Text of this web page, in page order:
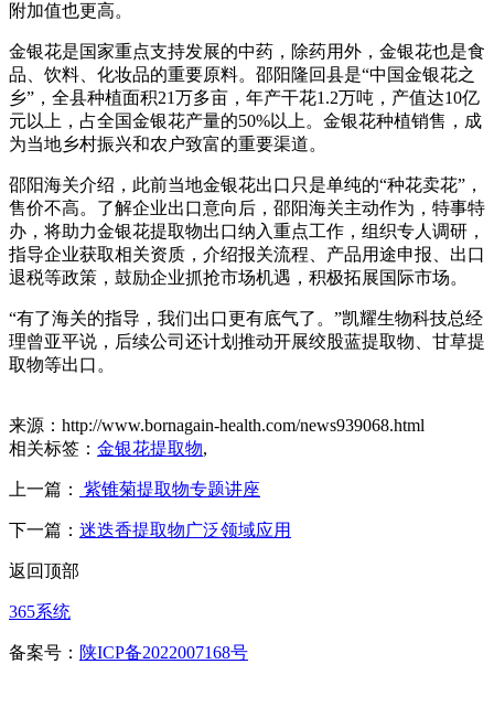
附加值也更高。
金银花是国家重点支持发展的中药，除药用外，金银花也是食
品、饮料、化妆品的重要原料。邵阳隆回县是“中国金银花之
乡”，全县种植面积21万多亩，年产干花1.2万吨，产值达10亿
元以上，占全国金银花产量的50%以上。金银花种植销售，成
为当地乡村振兴和农户致富的重要渠道。
邵阳海关介绍，此前当地金银花出口只是单纯的“种花卖花”，
售价不高。了解企业出口意向后，邵阳海关主动作为，特事特
办，将助力金银花提取物出口纳入重点工作，组织专人调研，
指导企业获取相关资质，介绍报关流程、产品用途申报、出口
退税等政策，鼓励企业抓抢市场机遇，积极拓展国际市场。
“有了海关的指导，我们出口更有底气了。”凯耀生物科技总经
理曾亚平说，后续公司还计划推动开展绞股蓝提取物、甘草提
取物等出口。
来源：http://www.bornagain-health.com/news939068.html
相关标签： 金银花提取物,
上一篇： 紫锥菊提取物专题讲座
下一篇： 迷迭香提取物广泛领域应用
返回顶部
365系统
备案号： 陕ICP备2022007168号